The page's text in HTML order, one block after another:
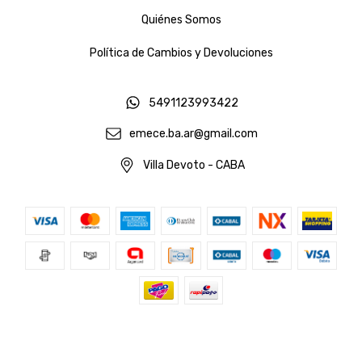
Quiénes Somos
Política de Cambios y Devoluciones
5491123993422
emece.ba.ar@gmail.com
Villa Devoto - CABA